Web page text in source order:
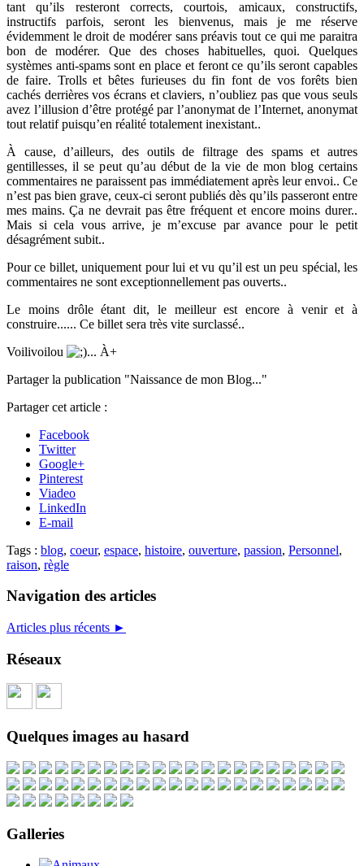
tant qu’ils resteront corrects, courtois, amicaux, constructifs,
instructifs parfois, seront les bienvenus, mais je me réserve
évidemment le droit de modérer sans préavis tout ce qui me paraitra
bon de modérer. Que des choses habituelles, quoi. Quelques
systèmes anti-spams sont en place et feront ce qu’ils seront capables
de faire. Trolls et bêtes furieuses du fin font de vos forêts bien
cachés derrières vos écrans et claviers, n’oubliez pas que vous seuls
avez l’illusion d’être protégé par l’anonymat de l’Internet, anonymat
tout relatif puisqu’en réalité totalement inexistant..
À cause, d’ailleurs, des outils de filtrage des spams et autres
gentillesses, il se peut qu’au début de la vie de mon blog certains
commentaires ne paraissent pas immédiatement après leur envoi.. Ce
n’est pas bien grave, ceux-ci seront publiés dès qu’ils passeront entre
mes mains. Ça ne devrait pas être fréquent et encore moins durer..
Mais si cela vous arrive, je m’excuse par avance pour le petit
désagrément subit..
Pour ce billet, uniquement pour lui et vu qu’il est un peu spécial, les
commentaires ne sont exceptionnellement pas ouverts..
Le moins drôle étant dit, le meilleur est encore à venir et à
construire...... Ce billet sera très vite surclassé..
Voilivoilou
... À+
Partager la publication "Naissance de mon Blog..."
Partager cet article :
Facebook
Twitter
Google+
Pinterest
Viadeo
LinkedIn
E-mail
Tags : blog, coeur, espace, histoire, ouverture, passion, Personnel,
raison, règle
Navigation des articles
Articles plus récents ►
Réseaux
Quelques images au hasard
Galleries